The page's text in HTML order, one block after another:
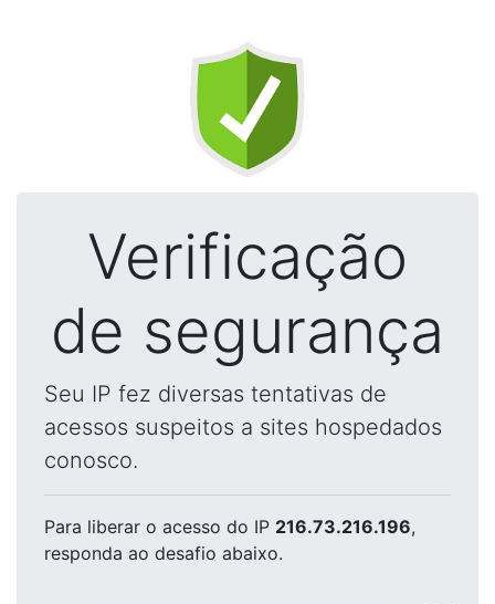
Verificação
de segurança
Seu IP fez diversas tentativas de
acessos suspeitos a sites hospedados
conosco.
Para liberar o acesso do IP 216.73.216.196,
responda ao desafio abaixo.